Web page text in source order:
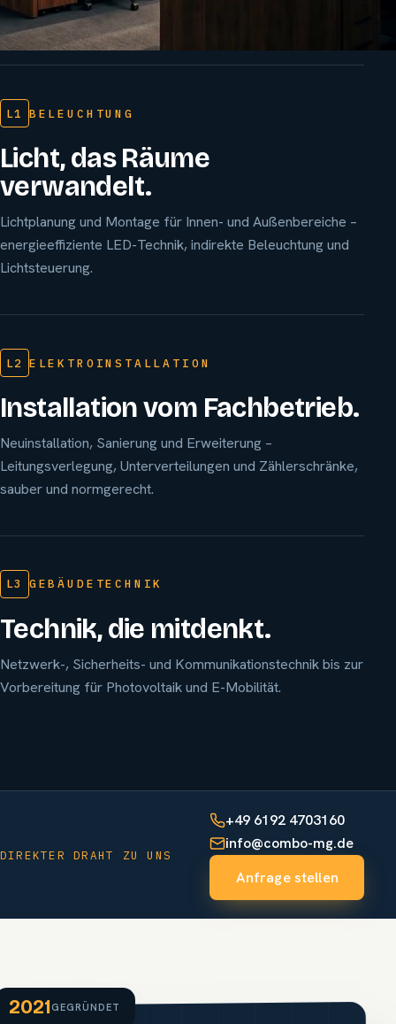
L1 BELEUCHTUNG
Licht, das Räume
verwandelt.
Lichtplanung und Montage für Innen- und Außenbereiche –
energieeffiziente LED-Technik, indirekte Beleuchtung und
Lichtsteuerung.
L2 ELEKTROINSTALLATION
Installation vom Fachbetrieb.
Neuinstallation, Sanierung und Erweiterung –
Leitungsverlegung, Unterverteilungen und Zählerschränke,
sauber und normgerecht.
L3 GEBÄUDETECHNIK
Technik, die mitdenkt.
Netzwerk-, Sicherheits- und Kommunikationstechnik bis zur
Vorbereitung für Photovoltaik und E-Mobilität.
DIREKTER DRAHT ZU UNS
+49 6192 4703160
info@combo-mg.de
Anfrage stellen
2021GEGRÜNDET